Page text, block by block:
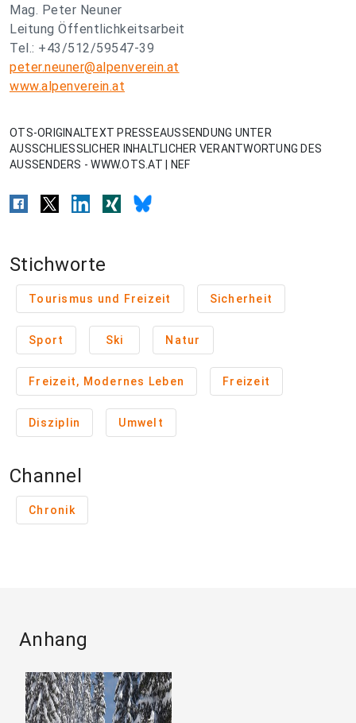
Mag. Peter Neuner
Leitung Öffentlichkeitsarbeit
Tel.: +43/512/59547-39
peter.neuner@alpenverein.at
www.alpenverein.at
OTS-ORIGINALTEXT PRESSEAUSSENDUNG UNTER
AUSSCHLIESSLICHER INHALTLICHER VERANTWORTUNG DES
AUSSENDERS - WWW.OTS.AT | NEF
Stichworte
Tourismus und Freizeit Sicherheit
Sport Ski Natur
Freizeit, Modernes Leben Freizeit
Disziplin Umwelt
Channel
Chronik
Anhang